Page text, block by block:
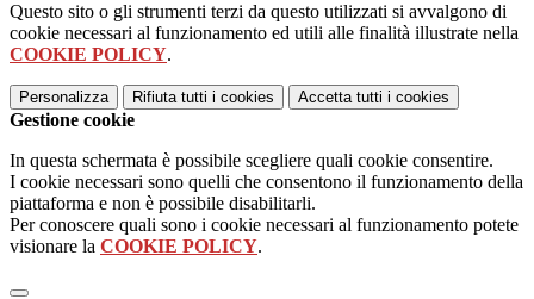
Questo sito o gli strumenti terzi da questo utilizzati si avvalgono di
cookie necessari al funzionamento ed utili alle finalità illustrate nella
COOKIE POLICY.
Personalizza Rifiuta tutti i cookies Accetta tutti i cookies
Gestione cookie
In questa schermata è possibile scegliere quali cookie consentire.
I cookie necessari sono quelli che consentono il funzionamento della
piattaforma e non è possibile disabilitarli.
Per conoscere quali sono i cookie necessari al funzionamento potete
visionare la COOKIE POLICY.